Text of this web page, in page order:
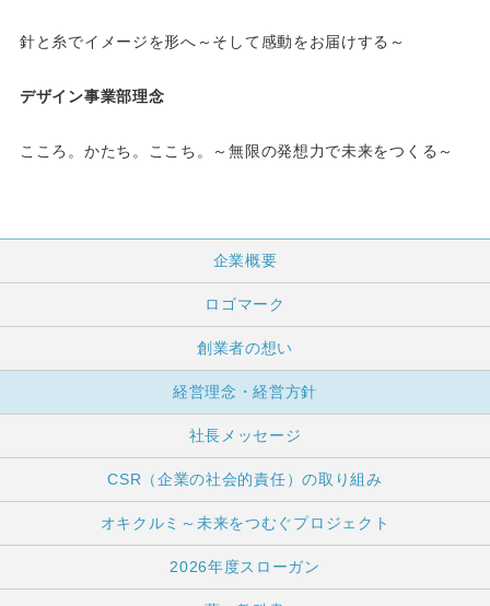
針と糸でイメージを形へ～そして感動をお届けする～
デザイン事業部理念
こころ。かたち。ここち。～無限の発想力で未来をつくる～
企業概要
ロゴマーク
創業者の想い
経営理念・経営方針
社長メッセージ
CSR（企業の社会的責任）の取り組み
オキクルミ～未来をつむぐプロジェクト
2026年度スローガン